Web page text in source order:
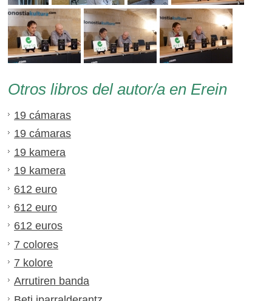
Otros libros del autor/a en Erein
19 cámaras
19 cámaras
19 kamera
19 kamera
612 euro
612 euro
612 euros
7 colores
7 kolore
Arrutiren banda